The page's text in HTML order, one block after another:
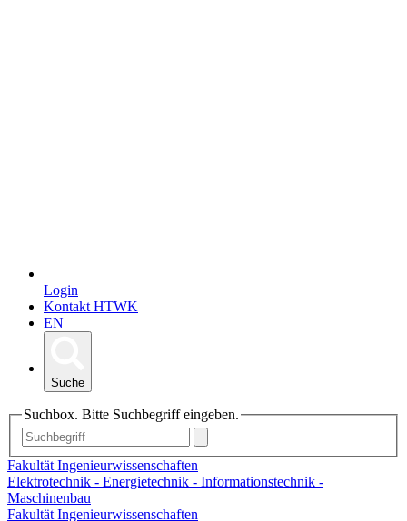
Login
Kontakt HTWK
EN
Suche
Suchbox. Bitte Suchbegriff eingeben.
Fakultät Ingenieurwissenschaften
Elektrotechnik - Energietechnik - Informationstechnik -
Maschinenbau
Fakultät Ingenieurwissenschaften